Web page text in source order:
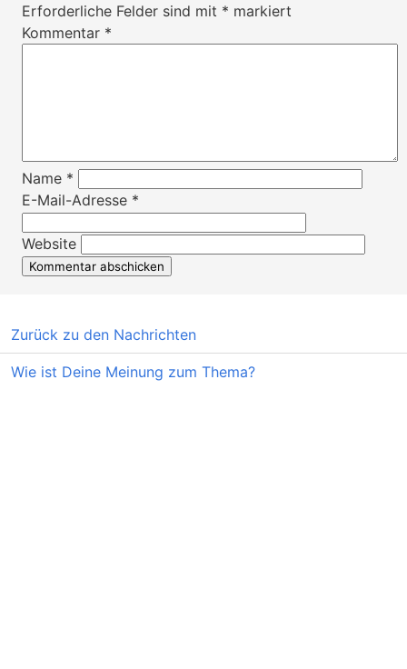
Erforderliche Felder sind mit * markiert
Kommentar *
Name *
E-Mail-Adresse *
Website
Zurück zu den Nachrichten
Wie ist Deine Meinung zum Thema?